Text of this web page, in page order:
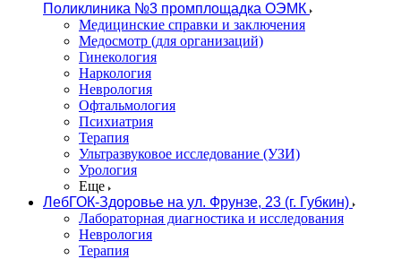
Поликлиника №3 промплощадка ОЭМК
Медицинские справки и заключения
Медосмотр (для организаций)
Гинекология
Наркология
Неврология
Офтальмология
Психиатрия
Терапия
Ультразвуковое исследование (УЗИ)
Урология
Еще
ЛебГОК-Здоровье на ул. Фрунзе, 23 (г. Губкин)
Лабораторная диагностика и исследования
Неврология
Терапия